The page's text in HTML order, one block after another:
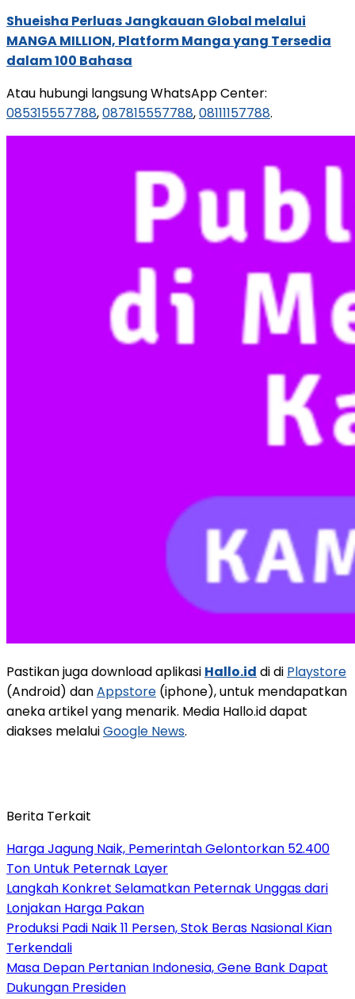
Shueisha Perluas Jangkauan Global melalui
MANGA MILLION, Platform Manga yang Tersedia
dalam 100 Bahasa
Atau hubungi langsung WhatsApp Center:
085315557788,087815557788,08111157788.
Pastikan juga download aplikasi Hallo.id di di Playstore
(Android) danAppstore (iphone), untuk mendapatkan
aneka artikel yang menarik. Media Hallo.id dapat
diakses melaluiGoogle News.
Berita Terkait
Harga Jagung Naik, Pemerintah Gelontorkan 52.400
Ton Untuk Peternak Layer
Langkah Konkret Selamatkan Peternak Unggas dari
Lonjakan Harga Pakan
Produksi Padi Naik 11 Persen, Stok Beras Nasional Kian
Terkendali
Masa Depan Pertanian Indonesia, Gene Bank Dapat
Dukungan Presiden